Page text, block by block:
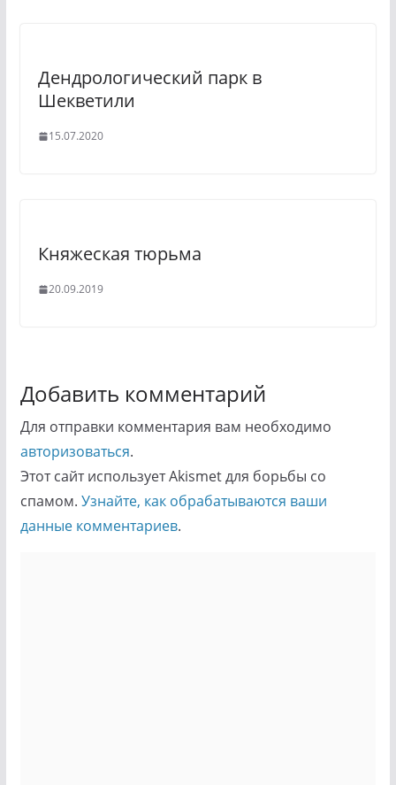
Дендрологический парк в
Шекветили
15.07.2020
Княжеская тюрьма
20.09.2019
Добавить комментарий
Для отправки комментария вам необходимо
авторизоваться.
Этот сайт использует Akismet для борьбы со
спамом. Узнайте, как обрабатываются ваши
данные комментариев.